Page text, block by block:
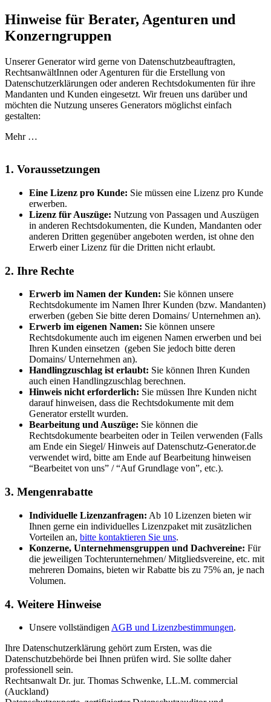
Hinweise für Berater, Agenturen und
Konzerngruppen
Unserer Generator wird gerne von Datenschutzbeauftragten,
RechtsanwältInnen oder Agenturen für die Erstellung von
Datenschutzerklärungen oder anderen Rechtsdokumenten für ihre
Mandanten und Kunden eingesetzt. Wir freuen uns darüber und
möchten die Nutzung unseres Generators möglichst einfach
gestalten:
Mehr …
1. Voraussetzungen
Eine Lizenz pro Kunde: Sie müssen eine Lizenz pro Kunde
erwerben.
Lizenz für Auszüge: Nutzung von Passagen und Auszügen
in anderen Rechtsdokumenten, die Kunden, Mandanten oder
anderen Dritten gegenüber angeboten werden, ist ohne den
Erwerb einer Lizenz für die Dritten nicht erlaubt.
2. Ihre Rechte
Erwerb im Namen der Kunden: Sie können unsere
Rechtsdokumente im Namen Ihrer Kunden (bzw. Mandanten)
erwerben (geben Sie bitte deren Domains/ Unternehmen an).
Erwerb im eigenen Namen: Sie können unsere
Rechtsdokumente auch im eigenen Namen erwerben und bei
Ihren Kunden einsetzen (geben Sie jedoch bitte deren
Domains/ Unternehmen an).
Handlingzuschlag ist erlaubt: Sie können Ihren Kunden
auch einen Handlingzuschlag berechnen.
Hinweis nicht erforderlich: Sie müssen Ihre Kunden nicht
darauf hinweisen, dass die Rechtsdokumente mit dem
Generator erstellt wurden.
Bearbeitung und Auszüge: Sie können die
Rechtsdokumente bearbeiten oder in Teilen verwenden (Falls
am Ende ein Siegel/ Hinweis auf Datenschutz-Generator.de
verwendet wird, bitte am Ende auf Bearbeitung hinweisen
“Bearbeitet von uns” / “Auf Grundlage von”, etc.).
3. Mengenrabatte
Individuelle Lizenzanfragen: Ab 10 Lizenzen bieten wir
Ihnen gerne ein individuelles Lizenzpaket mit zusätzlichen
Vorteilen an, bitte kontaktieren Sie uns.
Konzerne, Unternehmensgruppen und Dachvereine: Für
die jeweiligen Tochterunternehmen/ Mitgliedsvereine, etc. mit
mehreren Domains, bieten wir Rabatte bis zu 75% an, je nach
Volumen.
4. Weitere Hinweise
Unsere vollständigen AGB und Lizenzbestimmungen.
Ihre Datenschutzerklärung gehört zum Ersten, was die
Datenschutzbehörde bei Ihnen prüfen wird. Sie sollte daher
professionell sein.
Rechtsanwalt Dr. jur. Thomas Schwenke, LL.M. commercial
(Auckland)